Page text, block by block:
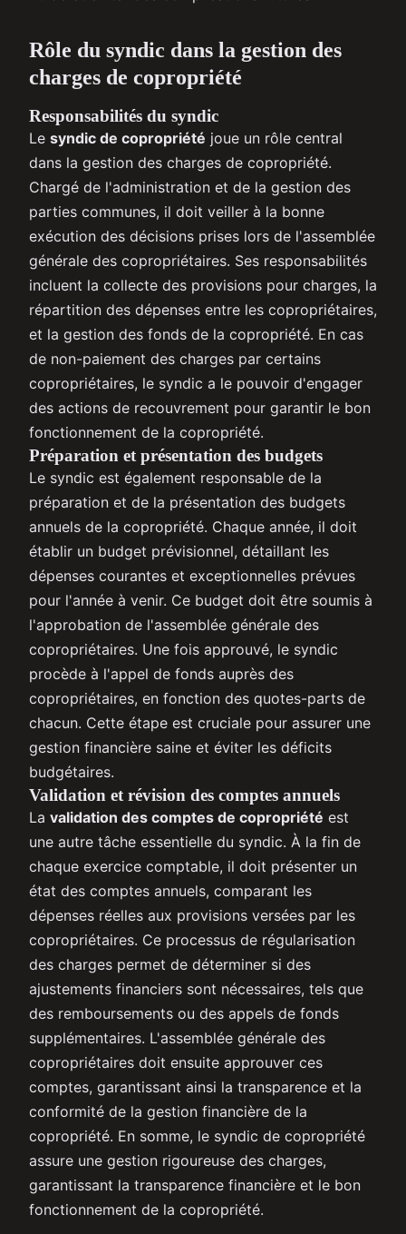
Rôle du syndic dans la gestion des
charges de copropriété
Responsabilités du syndic
Le syndic de copropriété joue un rôle central
dans la gestion des charges de copropriété.
Chargé de l'administration et de la gestion des
parties communes, il doit veiller à la bonne
exécution des décisions prises lors de l'assemblée
générale des copropriétaires. Ses responsabilités
incluent la collecte des provisions pour charges, la
répartition des dépenses entre les copropriétaires,
et la gestion des fonds de la copropriété. En cas
de non-paiement des charges par certains
copropriétaires, le syndic a le pouvoir d'engager
des actions de recouvrement pour garantir le bon
fonctionnement de la copropriété.
Préparation et présentation des budgets
Le syndic est également responsable de la
préparation et de la présentation des budgets
annuels de la copropriété. Chaque année, il doit
établir un budget prévisionnel, détaillant les
dépenses courantes et exceptionnelles prévues
pour l'année à venir. Ce budget doit être soumis à
l'approbation de l'assemblée générale des
copropriétaires. Une fois approuvé, le syndic
procède à l'appel de fonds auprès des
copropriétaires, en fonction des quotes-parts de
chacun. Cette étape est cruciale pour assurer une
gestion financière saine et éviter les déficits
budgétaires.
Validation et révision des comptes annuels
La validation des comptes de copropriété est
une autre tâche essentielle du syndic. À la fin de
chaque exercice comptable, il doit présenter un
état des comptes annuels, comparant les
dépenses réelles aux provisions versées par les
copropriétaires. Ce processus de régularisation
des charges permet de déterminer si des
ajustements financiers sont nécessaires, tels que
des remboursements ou des appels de fonds
supplémentaires. L'assemblée générale des
copropriétaires doit ensuite approuver ces
comptes, garantissant ainsi la transparence et la
conformité de la gestion financière de la
copropriété. En somme, le syndic de copropriété
assure une gestion rigoureuse des charges,
garantissant la transparence financière et le bon
fonctionnement de la copropriété.